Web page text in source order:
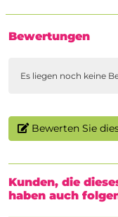
Bewertungen
Es liegen noch keine
Bewerten Sie
Kunden, die
haben auch